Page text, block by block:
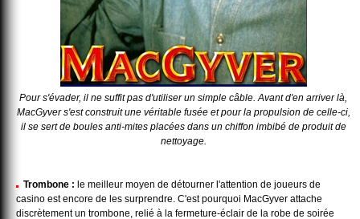
Pour s'évader, il ne suffit pas d'utiliser un simple câble. Avant d'en arriver là,
MacGyver s'est construit une véritable fusée et pour la propulsion de celle-ci,
il se sert de boules anti-mites placées dans un chiffon imbibé de produit de
nettoyage.
Trombone : le meilleur moyen de détourner l'attention de joueurs de
casino est encore de les surprendre. C'est pourquoi MacGyver attache
discrètement un trombone, relié à la fermeture-éclair de la robe de soirée